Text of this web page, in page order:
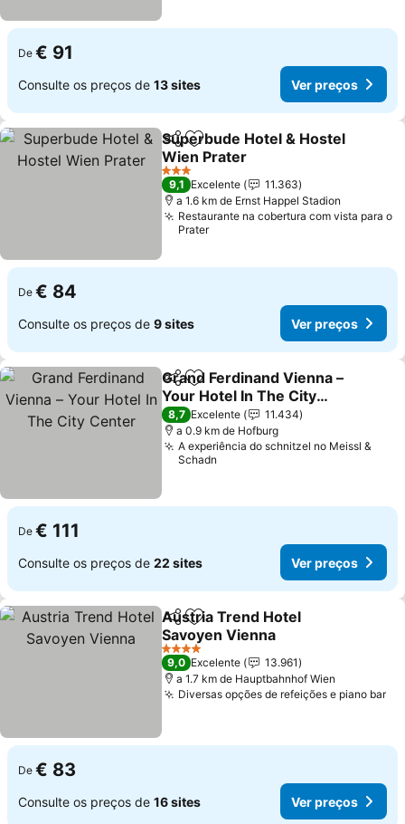
De € 91
Consulte os preços de 13 sites Ver preços
PartilharAdicionar aos favoritos
Superbude Hotel & Hostel
Wien Prater
3 Estrelas
9,1 Excelente
11.363
a 1.6 km de Ernst Happel Stadion
Restaurante na cobertura com vista para o
Prater
De € 84
Consulte os preços de 9 sites Ver preços
PartilharAdicionar aos favoritos
Grand Ferdinand Vienna –
Your Hotel In The City
Center
8,7 Excelente
11.434
a 0.9 km de Hofburg
A experiência do schnitzel no Meissl &
Schadn
De € 111
Consulte os preços de 22 sites Ver preços
PartilharAdicionar aos favoritos
Austria Trend Hotel
Savoyen Vienna
4 Estrelas
9,0 Excelente
13.961
a 1.7 km de Hauptbahnhof Wien
Diversas opções de refeições e piano bar
De € 83
Consulte os preços de 16 sites Ver preços